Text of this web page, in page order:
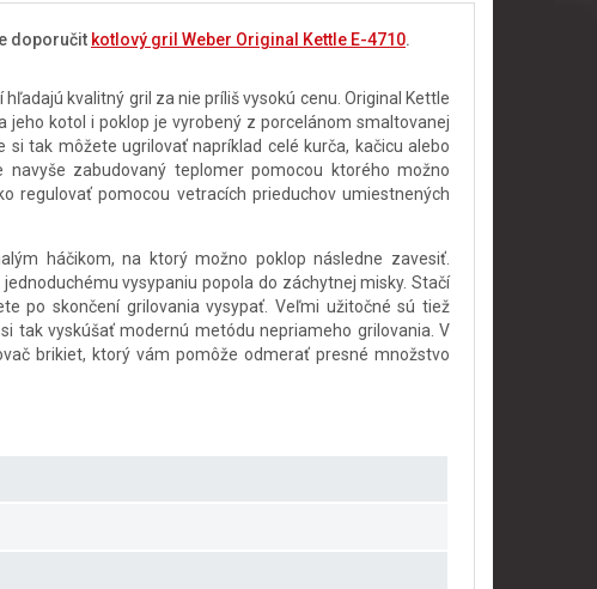
doporučit kotlový gril Weber Original Kettle E-4710.
kvalitný gril za nie príliš vysokú cenu. Original Kettle
kotol i poklop je vyrobený z porcelánom smaltovanej
tak môžete ugrilovať napríklad celé kurča, kačicu alebo
zabudovaný teplomer pomocou ktorého možno
regulovať pomocou vetracích prieduchov umiestnených
háčikom, na ktorý možno poklop následne zavesiť.
vysypaniu popola do záchytnej misky. Stačí
po skončení grilovania vysypať. Veľmi užitočné sú tiež
tak vyskúšať modernú metódu nepriameho grilovania. V
brikiet, ktorý vám pomôže odmerať presné množstvo